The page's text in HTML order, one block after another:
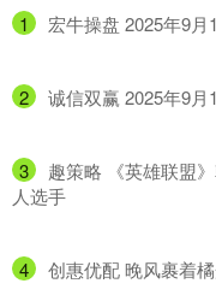
1 宏牛操盘 2025年9
2 诚信双赢 2025年9
3
趣策略 《英雄联盟
人选手
4 创惠优配 晚风裹着